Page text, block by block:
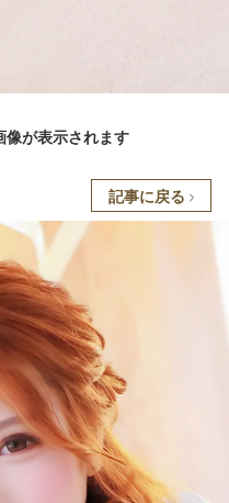
像が表示されます
記事に戻る